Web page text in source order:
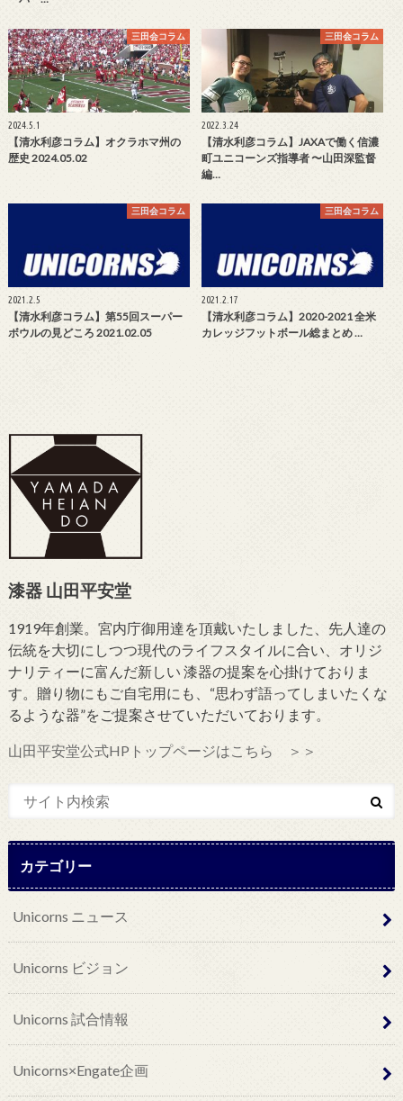
三田会コラム
2024.5.1
【清水利彦コラム】オクラホマ州の
歴史 2024.05.02
三田会コラム
2022.3.24
【清水利彦コラム】JAXAで働く信濃
町ユニコーンズ指導者 〜山田深監督
編…
三田会コラム
2021.2.5
【清水利彦コラム】第55回スーパー
ボウルの見どころ 2021.02.05
三田会コラム
2021.2.17
【清水利彦コラム】2020-2021 全米
カレッジフットボール総まとめ …
漆器 山田平安堂
1919年創業。宮内庁御用達を頂戴いたしました、先人達の
伝統を大切にしつつ現代のライフスタイルに合い、オリジ
ナリティーに富んだ新しい 漆器の提案を心掛けておりま
す。贈り物にもご自宅用にも、“思わず語ってしまいたくな
るような器”をご提案させていただいております。
山田平安堂公式HPトップページはこちら ＞＞
カテゴリー
Unicorns ニュース
Unicorns ビジョン
Unicorns 試合情報
Unicorns×Engate企画